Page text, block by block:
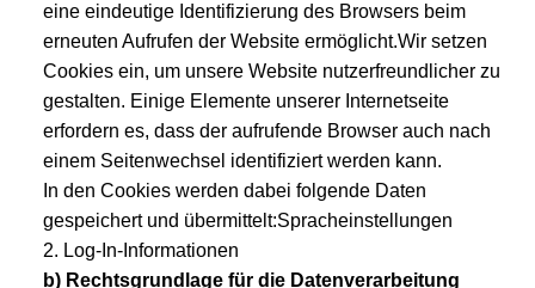
eine eindeutige Identifizierung des Browsers beim
erneuten Aufrufen der Website ermöglicht.Wir setzen
Cookies ein, um unsere Website nutzerfreundlicher zu
gestalten. Einige Elemente unserer Internetseite
erfordern es, dass der aufrufende Browser auch nach
einem Seitenwechsel identifiziert werden kann.
In den Cookies werden dabei folgende Daten
gespeichert und übermittelt:Spracheinstellungen
2. Log-In-Informationen
b) Rechtsgrundlage für die Datenverarbeitung